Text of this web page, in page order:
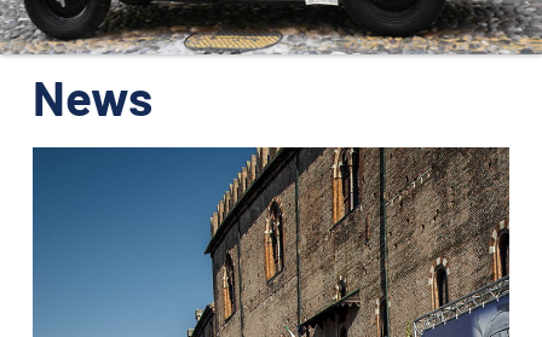
NEWS
PHOTO&VIDEO2025
News